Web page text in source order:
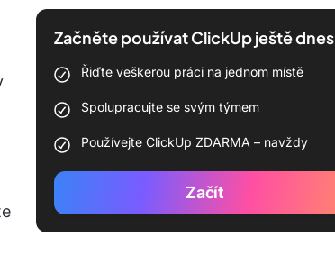
Začněte používat ClickUp ještě dnes
Řiďte veškerou práci na jednom místě
Spolupracujte se svým týmem
Používejte ClickUp ZDARMA – navždy
Začít